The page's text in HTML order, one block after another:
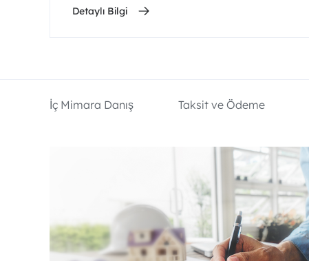
Detaylı Bilgi
İç Mimara Danış Taksit ve Ödeme